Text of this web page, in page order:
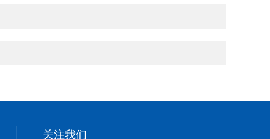
关注我们